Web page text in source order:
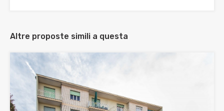
Altre proposte simili a questa